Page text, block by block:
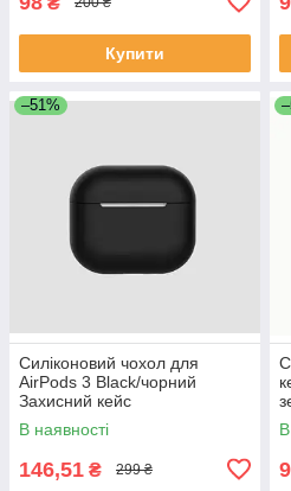
Купити
–51%
Силіконовий чохол для
AirPods 3 Black/чорний
Захисний кейс
В наявності
146,51 ₴ 299 ₴